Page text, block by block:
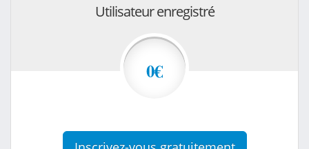
Utilisateur enregistré
0€